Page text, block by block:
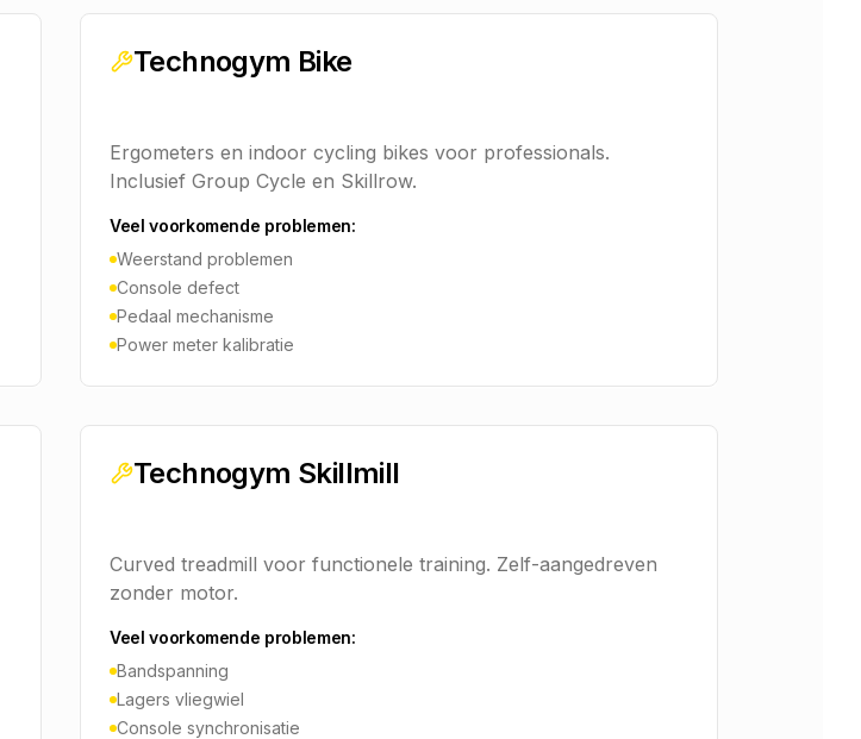
Technogym Bike
Ergometers en indoor cycling bikes voor professionals.
Inclusief Group Cycle en Skillrow.
Veel voorkomende problemen:
Weerstand problemen
Console defect
Pedaal mechanisme
Power meter kalibratie
Technogym Skillmill
Curved treadmill voor functionele training. Zelf-aangedreven
zonder motor.
Veel voorkomende problemen:
Bandspanning
Lagers vliegwiel
Console synchronisatie